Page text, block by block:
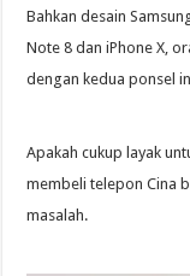
Bahkan desain
Note 8 dan iPhone X,
dengan kedua ponsel
Apakah cukup layak
membeli telepon Cina
masalah.